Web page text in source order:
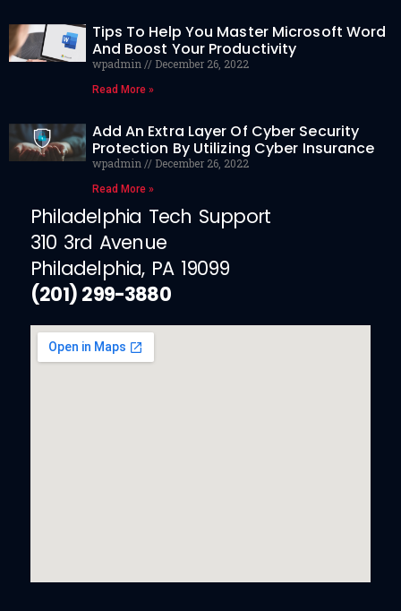
Tips To Help You Master Microsoft Word
And Boost Your Productivity
wpadmin December 26, 2022
Read More »
Add An Extra Layer Of Cyber Security
Protection By Utilizing Cyber Insurance
wpadmin December 26, 2022
Read More »
Philadelphia Tech Support
310 3rd Avenue
Philadelphia, PA 19099
(201) 299-3880